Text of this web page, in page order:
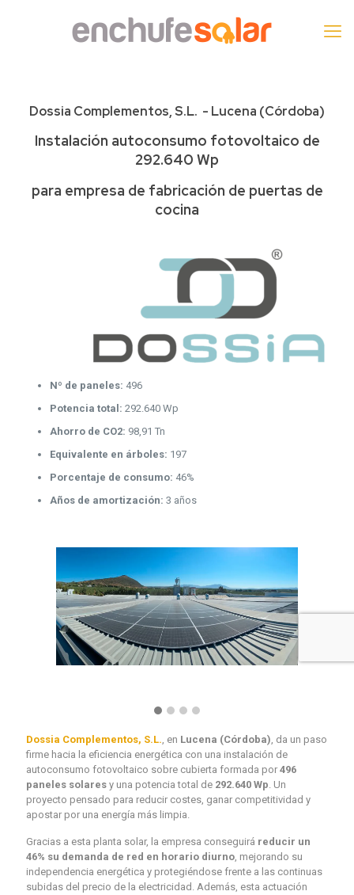
Dossia Complementos, S.L. - Lucena (Córdoba)
Instalación autoconsumo fotovoltaico de
292.640 Wp
para empresa de fabricación de puertas de
cocina
Nº de paneles: 496
Potencia total: 292.640 Wp
Ahorro de CO2: 98,91 Tn
Equivalente en árboles: 197
Porcentaje de consumo: 46%
Años de amortización: 3 años
Dossia Complementos, S.L., en Lucena (Córdoba), da un paso
firme hacia la eficiencia energética con una instalación de
autoconsumo fotovoltaico sobre cubierta formada por 496
paneles solares y una potencia total de 292.640 Wp. Un
proyecto pensado para reducir costes, ganar competitividad y
apostar por una energía más limpia.
Gracias a esta planta solar, la empresa conseguirá reducir un
46% su demanda de red en horario diurno, mejorando su
independencia energética y protegiéndose frente a las continuas
subidas del precio de la electricidad. Además, esta actuación